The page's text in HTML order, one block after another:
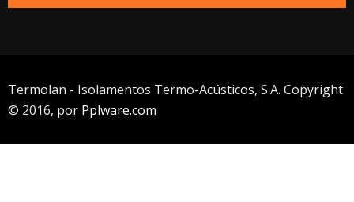
Termolan - Isolamentos Termo-Acústicos, S.A. Copyright
© 2016, por Pplware.com